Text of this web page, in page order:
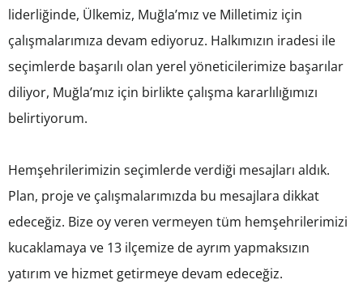
liderliğinde, Ülkemiz, Muğla’mız ve Milletimiz için
çalışmalarımıza devam ediyoruz. Halkımızın iradesi ile
seçimlerde başarılı olan yerel yöneticilerimize başarılar
diliyor, Muğla’mız için birlikte çalışma kararlılığımızı
belirtiyorum.
Hemşehrilerimizin seçimlerde verdiği mesajları aldık.
Plan, proje ve çalışmalarımızda bu mesajlara dikkat
edeceğiz. Bize oy veren vermeyen tüm hemşehrilerimizi
kucaklamaya ve 13 ilçemize de ayrım yapmaksızın
yatırım ve hizmet getirmeye devam edeceğiz.